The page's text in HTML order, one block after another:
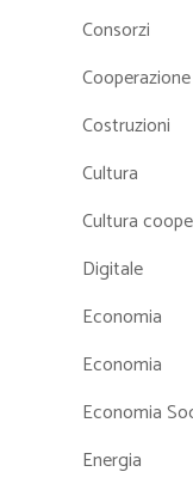
Consorzi
Cooperazione
Costruzioni
Cultura
Cultura
Digitale
Economia
Economia
Economia
Energia